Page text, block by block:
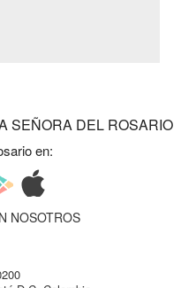
SEÑORA DEL ROSARIO
en:
NOSOTROS